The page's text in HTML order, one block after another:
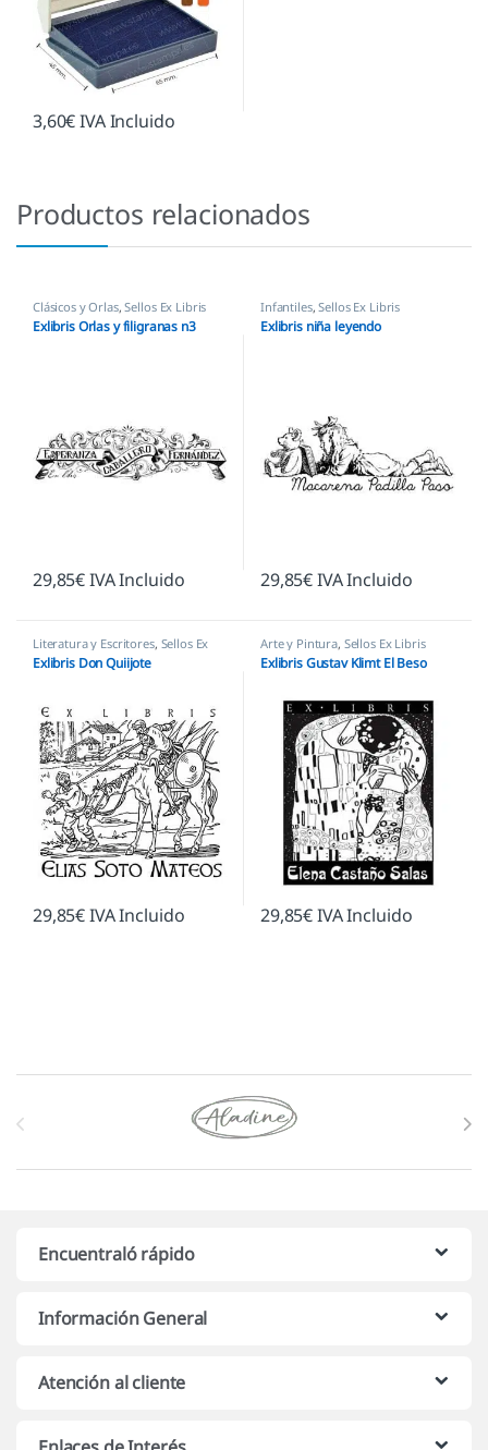
3,60€IVA Incluido
Productos relacionados
Clásicos y Orlas,Sellos Ex Libris
Exlibris Orlas y filigranas n3
29,85€IVA Incluido
Infantiles,Sellos Ex Libris
Exlibris niña leyendo
29,85€IVA Incluido
Literatura y Escritores, Sellos Ex
Libris
Exlibris Don Quiijote
29,85€IVA Incluido
Arte y Pintura, Sellos Ex Libris
Exlibris Gustav Klimt El Beso
29,85€IVA Incluido
Marcas De Carrusel
Encuentraló rápido
Información General
Atención al cliente